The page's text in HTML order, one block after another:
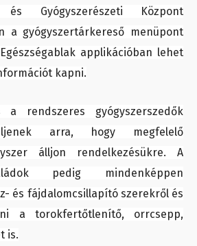
és Gyógyszerészeti Központ
a gyógyszertárkereső menüpont
applikációban lehet
kapni.
rendszeres gyógyszerszedők
arra, hogy megfelelő
álljon rendelkezésükre. A
pedig mindenképpen
és fájdalomcsillapító szerekről és
a torokfertőtlenítő, orrcsepp,
is.